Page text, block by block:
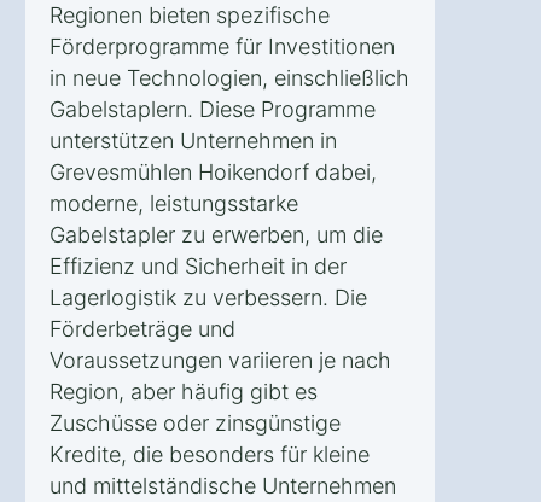
Regionen bieten spezifische
Förderprogramme für Investitionen
in neue Technologien, einschließlich
Gabelstaplern. Diese Programme
unterstützen Unternehmen in
Grevesmühlen Hoikendorf dabei,
moderne, leistungsstarke
Gabelstapler zu erwerben, um die
Effizienz und Sicherheit in der
Lagerlogistik zu verbessern. Die
Förderbeträge und
Voraussetzungen variieren je nach
Region, aber häufig gibt es
Zuschüsse oder zinsgünstige
Kredite, die besonders für kleine
und mittelständische Unternehmen